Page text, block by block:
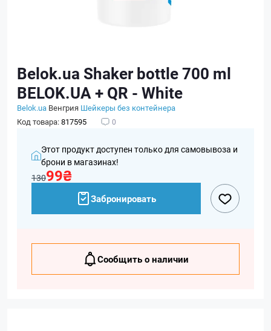
Belok.ua Shaker bottle 700 ml
BELOK.UA + QR - White
Belok.ua Венгрия Шейкеры без контейнера
Код товара:817595 0
Этот продукт доступен только для самовывоза и
брони в магазинах!
13099₴
Забронировать
Сообщить о наличии